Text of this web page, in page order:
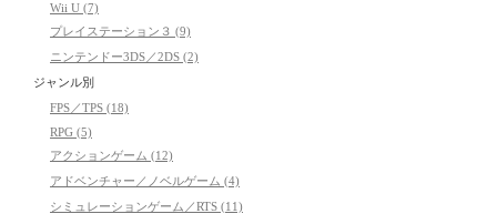
Wii U (7)
プレイステーション３ (9)
ニンテンドー3DS／2DS (2)
ジャンル別
FPS／TPS (18)
RPG (5)
アクションゲーム (12)
アドベンチャー／ノベルゲーム (4)
シミュレーションゲーム／RTS (11)